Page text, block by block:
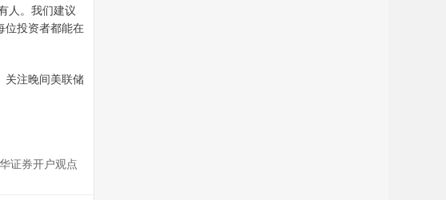
人。我们建议
位投资者都能在
关注晚间美联储
证券开户观点